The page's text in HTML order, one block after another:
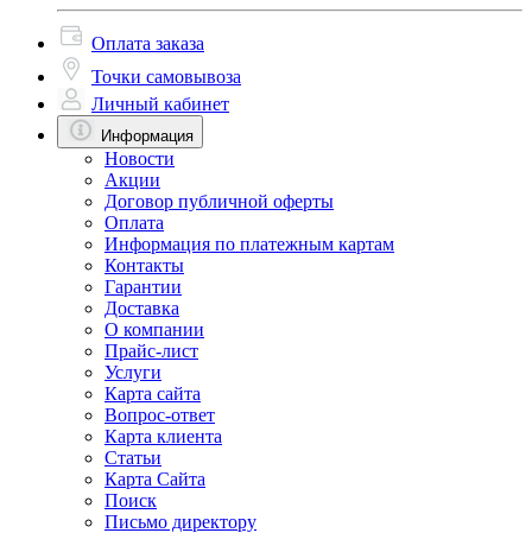
Оплата заказа
Точки самовывоза
Личный кабинет
Информация
Новости
Акции
Договор публичной оферты
Оплата
Информация по платежным картам
Контакты
Гарантии
Доставка
О компании
Прайс-лист
Услуги
Карта сайта
Вопрос-ответ
Карта клиента
Статьи
Карта Сайта
Поиск
Письмо директору